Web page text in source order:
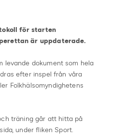
för starten
är uppdaterade.
levande dokument som hela
efter inspel från våra
Folkhälsomyndighetens
träning går att hitta på
under fliken Sport.